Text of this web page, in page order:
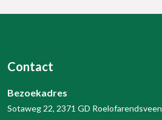
Contact
Bezoekadres
Sotaweg 22, 2371 GD Roelofarendsveen